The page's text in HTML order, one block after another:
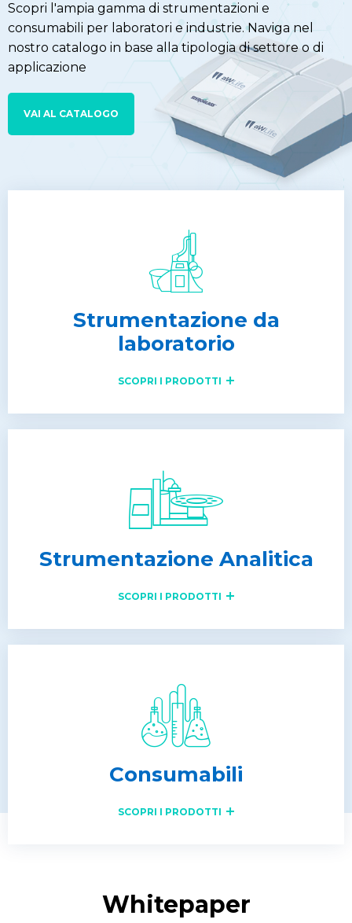
Scopri l'ampia gamma di strumentazioni e
consumabili per laboratori e industrie. Naviga nel
nostro catalogo in base alla tipologia di settore o di
applicazione
VAI AL CATALOGO
Strumentazione da
laboratorio
SCOPRI I PRODOTTI
Strumentazione Analitica
SCOPRI I PRODOTTI
Consumabili
SCOPRI I PRODOTTI
Whitepaper